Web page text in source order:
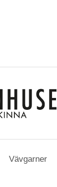
Vävgarner